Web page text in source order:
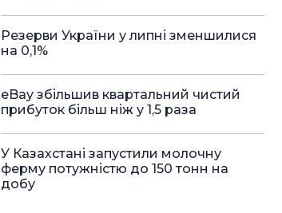
Резерви України у липні зменшилися
на 0,1%
eBay збільшив квартальний чистий
прибуток більш ніж у 1,5 раза
У Казахстані запустили молочну
ферму потужністю до 150 тонн на
добу